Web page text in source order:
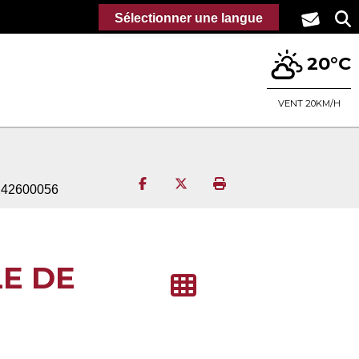
20°C
VENT 20KM/H
Partager sur Facebook
Partager sur Twitter
Imprimer la page
DE
Sélectionner une langue